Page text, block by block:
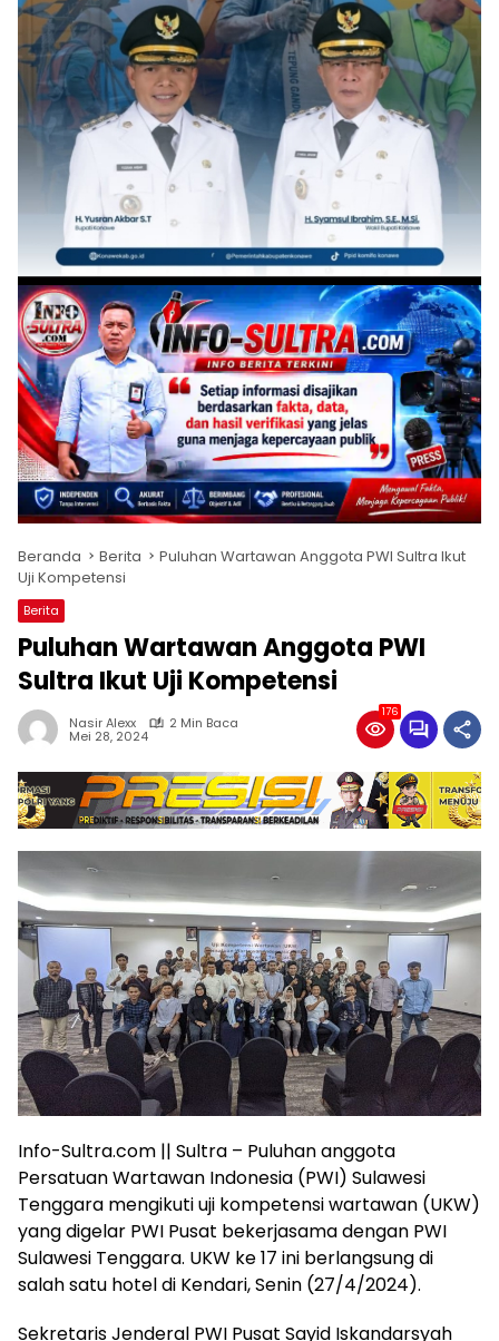
Beranda Berita
Puluhan Wartawan Anggota PWI Sultra Ikut
Uji Kompetensi
Berita
Puluhan Wartawan Anggota PWI
Sultra Ikut Uji Kompetensi
Nasir Alexx 2 Min Baca
Mei 28, 2024
176
Info-Sultra.com || Sultra – Puluhan anggota
Persatuan Wartawan Indonesia (PWI) Sulawesi
Tenggara mengikuti uji kompetensi wartawan (UKW)
yang digelar PWI Pusat bekerjasama dengan PWI
Sulawesi Tenggara. UKW ke 17 ini berlangsung di
salah satu hotel di Kendari, Senin (27/4/2024).
Sekretaris Jenderal PWI Pusat Sayid Iskandarsyah